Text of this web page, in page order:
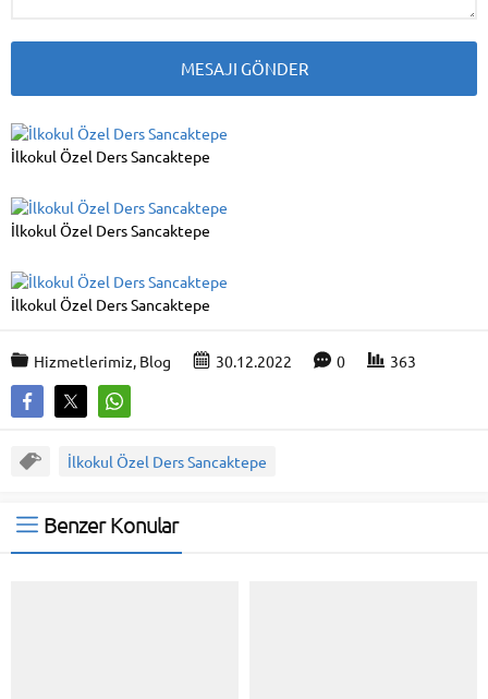
İlkokul Özel Ders Sancaktepe
İlkokul Özel Ders Sancaktepe
İlkokul Özel Ders Sancaktepe
Hizmetlerimiz, Blog 30.12.2022 0 363
İlkokul Özel Ders Sancaktepe
Benzer Konular